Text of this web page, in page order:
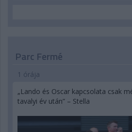
Parc Fermé
1 órája
„Lando és Oscar kapcsolata csak
tavalyi év után” – Stella